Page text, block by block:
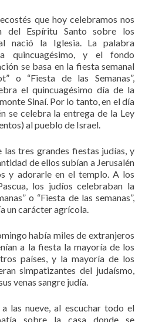
que hoy celebramos nos
del Espíritu Santo sobre los
nació la Iglesia. La palabra
quincuagésimo, y el fondo
se basa en la fiesta semanal
o “Fiesta de las Semanas”,
el quincuagésimo día de la
Sinaí. Por lo tanto, en el día
se celebra la entrega de la Ley
al pueblo de Israel.
las tres grandes fiestas judías, y
de ellos subían a Jerusalén
y adorarle en el templo. A los
los judíos celebraban la
o “Fiesta de las semanas”,
un carácter agrícola.
había miles de extranjeros
a la fiesta la mayoría de los
países, y la mayoría de los
simpatizantes del judaísmo,
venas sangre judía.
las nueve, al escuchar todo el
sobre la casa donde se